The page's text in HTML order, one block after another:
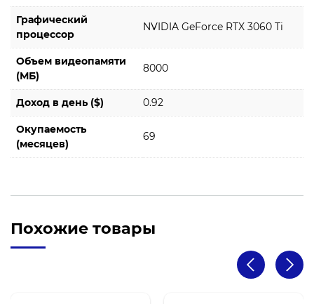
Графический
процессор
NVIDIA GeForce RTX 3060 Ti
Объем видеопамяти
(МБ)
8000
Доход в день ($) 0.92
Окупаемость
(месяцев)
69
Похожие товары